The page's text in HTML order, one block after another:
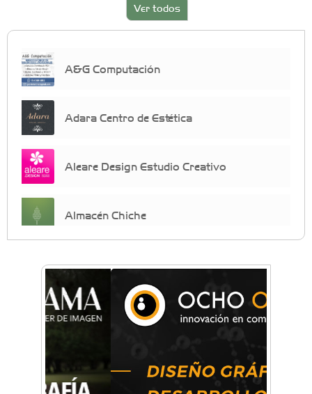
Ver todos
A&G Computación
Adara Centro de Estética
Aleare Design Estudio Creativo
Almacén Chiche
crecimiento personal
Arq. Horacio Alejandro Sánchez